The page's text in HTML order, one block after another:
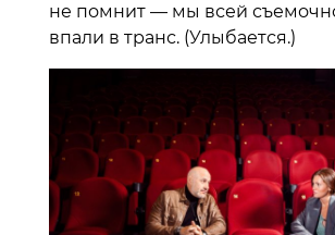
не помнит — мы всей
впали в транс. (Улыбается.)